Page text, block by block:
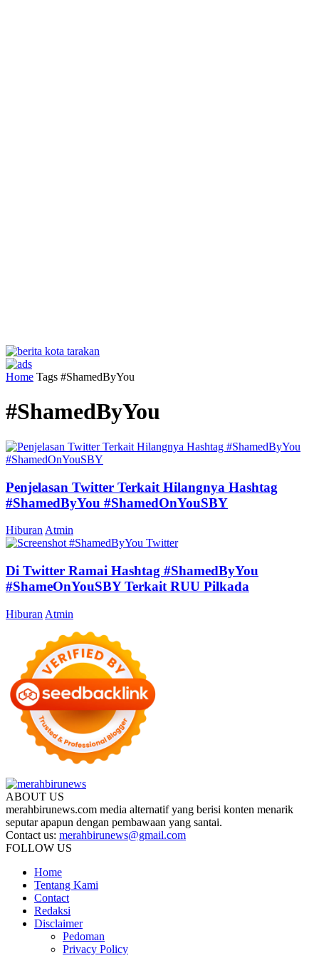
Home Tags #ShamedByYou
#ShamedByYou
Penjelasan Twitter Terkait Hilangnya Hashtag
#ShamedByYou #ShamedOnYouSBY
Hiburan Atmin
Di Twitter Ramai Hashtag #ShamedByYou
#ShameOnYouSBY Terkait RUU Pilkada
Hiburan Atmin
ABOUT US
merahbirunews.com media alternatif yang berisi konten menarik
seputar apapun dengan pembawaan yang santai.
Contact us: merahbirunews@gmail.com
FOLLOW US
Home
Tentang Kami
Contact
Redaksi
Disclaimer
Pedoman
Privacy Policy